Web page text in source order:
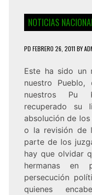
NOTICIAS
PD FEBRERO 26, 2011 BY
Este ha sido un
nuestro
nuestros Pu
recuperado su
absolución de
o la revisión de
parte de los
hay que olvidar
hermanas en
persecución
quienes